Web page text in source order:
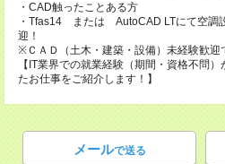
・CAD触ったことある方
・Tfas14 または AutoCAD LTにて空調
迎！
※ＣＡＤ（土木・建築・設備）未経験歓迎
【IT業界での就業経験（期間・資格不問
たお仕事をご紹介します！】
メールで送る